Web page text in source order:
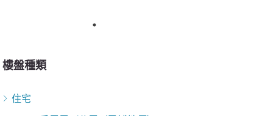
樓盤種類
住宅